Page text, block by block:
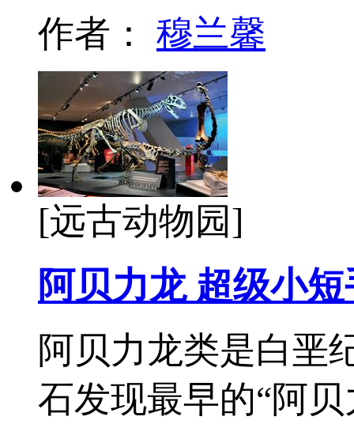
作者： 穆兰馨
[远古动物园]
阿贝力龙 超级小短
阿贝力龙类是白垩
石发现最早的“阿